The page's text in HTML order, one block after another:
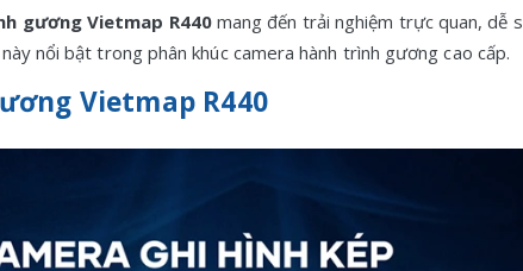
gương Vietmap R440mang đến trải nghiệm trực quan, dễ
nổi bật trong phân khúc camera hành trình gương cao cấp.
Vietmap R440